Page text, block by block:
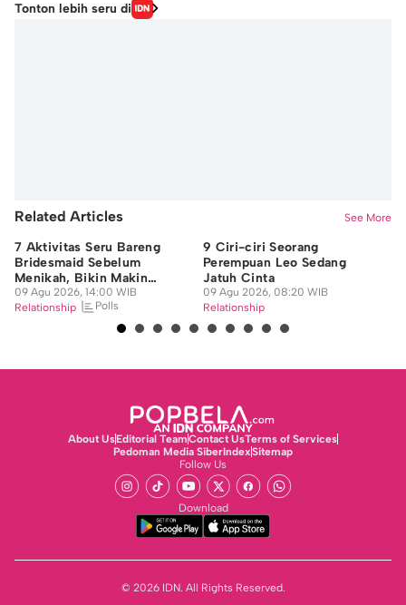
Editor
Hidayat Taufik
Tonton lebih seru di
Related Articles See More
7 Aktivitas Seru Bareng
Bridesmaid Sebelum
Menikah, Bikin Makin
Kompak!
09 Agu 2026, 14:00 WIB
Relationship
Polls
9 Ciri-ciri Seorang
Perempuan Leo Sedang
Jatuh Cinta
09 Agu 2026, 08:20 WIB
Relationship
About UsEditorial TeamContact UsTerms of Services
Pedoman Media SiberIndexSitemap
Follow Us
Download
© 2026 IDN. All Rights Reserved.